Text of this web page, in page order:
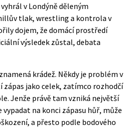
v Londýně děleným
tlak, wrestling a kontrola v
dojem, že domácí prostředí
výsledek zůstal, debata
krádež. Někdy je problém v
jako celek, zatímco rozhodčí
Jenže právě tam vzniká největší
na konci zápasu hůř, může
a přesto podle bodového